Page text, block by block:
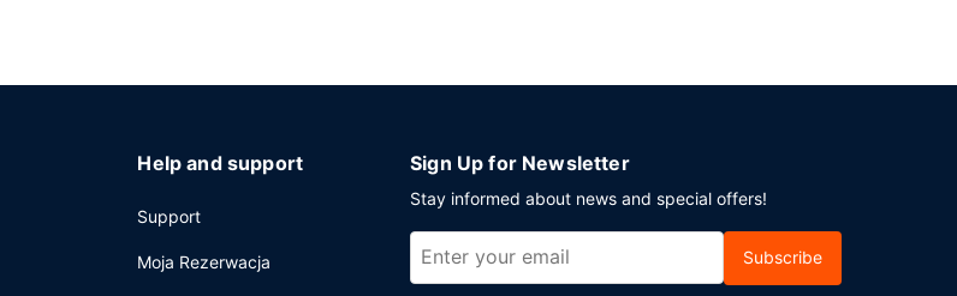
Help and support
Support
Moja Rezerwacja
Sign Up for Newsletter
Stay informed about news and special offers!
Subscribe